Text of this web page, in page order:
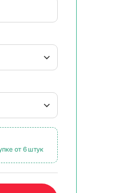
от 6 штук